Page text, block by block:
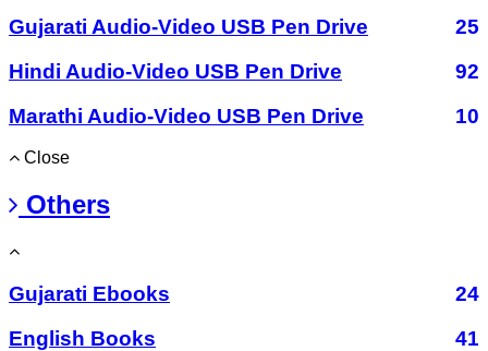
Gujarati Audio-Video USB Pen Drive
25
Hindi Audio-Video USB Pen Drive
92
Marathi Audio-Video USB Pen Drive
10
Close
Others
Gujarati Ebooks
24
English Books
41